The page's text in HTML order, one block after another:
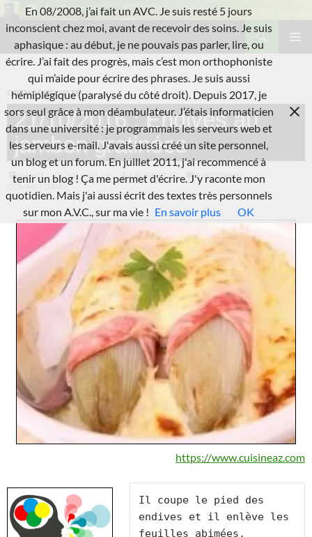
au
contenu
L'A.V.C.
Recherche
ORTHOPHONISTE
21/10/2016 : Endives au
jambon gratinées
IMAGE 2016-10-21 LAURENT B.
LAISSER UN
COMMENTAIRE
https://www.cuisineaz.com
Il coupe le pied des
endives et il enlève les
feuilles abimées.
En 08/2008, j’ai fait un AVC. Je suis resté 5 jours
inconscient chez moi, avant de recevoir des soins. Je suis
aphasique : au début, je ne pouvais pas parler, lire, ou
écrire. J’ai fait des progrès, mais c’est mon orthophoniste
qui m’aide pour écrire des phrases. Je suis aussi
hémiplégique (paralysé du côté droit). Depuis 2017, je
sors seul grâce à mon déambulateur. J’étais informaticien
dans une université : je programmais les serveurs web et
les serveurs e-mail. J'avais aussi créé un site personnel,
un blog et un forum. En juillet 2011, j'ai recommencé à
tenir un blog ! Ça me permet d'écrire. J'y raconte mon
quotidien. Mais j'ai aussi écrit des textes très personnels
sur mon A.V.C., sur ma vie ! En savoir plus OK